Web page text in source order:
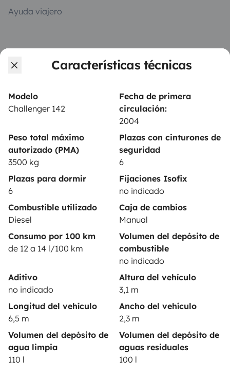
Características técnicas
Modelo
Challenger 142
Fecha de primera
circulación:
2004
Peso total máximo
autorizado (PMA)
3500 kg
Plazas con cinturones de
seguridad
6
Plazas para dormir
6
Fijaciones Isofix
no indicado
Combustible utilizado
Diesel
Caja de cambios
Manual
Consumo por 100 km
de 12 a 14 l/100 km
Volumen del depósito de
combustible
no indicado
Aditivo
no indicado
Altura del vehículo
3,1 m
Longitud del vehículo
6,5 m
Ancho del vehículo
2,3 m
Volumen del depósito de
agua limpia
110 l
Volumen del depósito de
aguas residuales
100 l
Ayuda viajero
PROPIETARIOS
Contrato de alquiler
Seguros de alquiler
Asistencias de alquiler
Ayuda propietario
Medios de pago seguros Pago en varios plazos
Descargar en
Disponible en
Google Play
© 2026 Yescapa
Empleo
Confidencialidad
Cookies